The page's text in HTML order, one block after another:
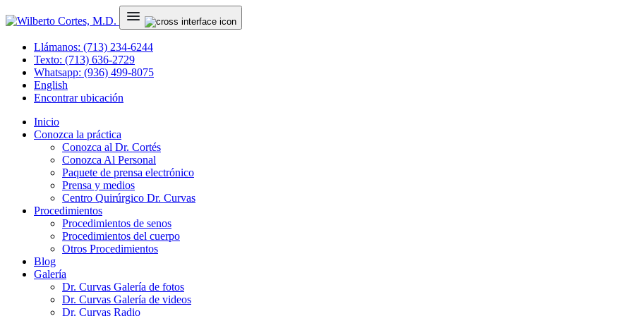
Llámanos: (713) 234-6244
Texto: (713) 636-2729
Whatsapp: (936) 499-8075
English
Encontrar ubicación
Inicio
Conozca la práctica
Conozca al Dr. Cortés
Conozca Al Personal
Paquete de prensa electrónico
Prensa y medios
Centro Quirúrgico Dr. Curvas
Procedimientos
Procedimientos de senos
Procedimientos del cuerpo
Otros Procedimientos
Blog
Galería
Dr. Curvas Galería de fotos
Dr. Curvas Galería de videos
Dr. Curvas Radio